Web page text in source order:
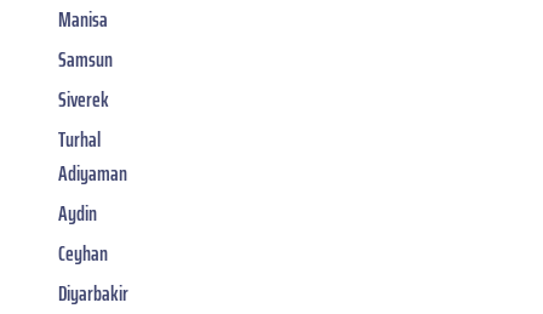
Manisa
Samsun
Siverek
Turhal
Adiyaman
Aydin
Ceyhan
Diyarbakir